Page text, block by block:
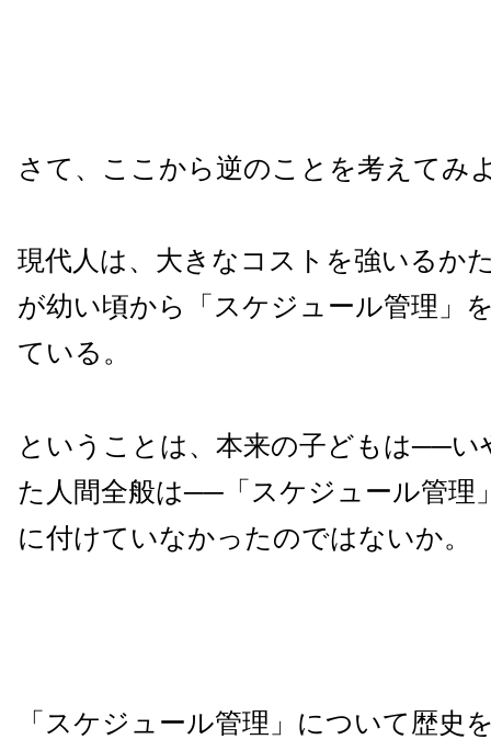
さて、ここから逆のことを考えてみ
現代人は、大きなコストを強いるか
が幼い頃から「スケジュール管理」
ている。
ということは、本来の子どもは──い
た人間全般は──「スケジュール管理
に付けていなかったのではないか。
「スケジュール管理」について歴史